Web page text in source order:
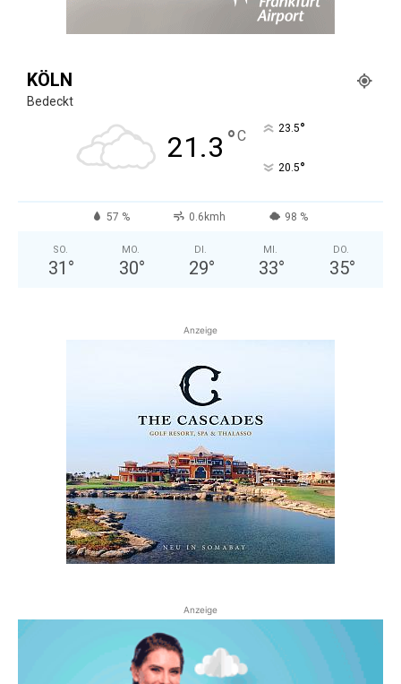
KÖLN
Bedeckt
21.3 °C 23.5°
20.5°
57 % 0.6kmh 98 %
SO.
31 °
MO.
30°
DI.
29°
MI.
33°
DO.
35°
Anzeige
Anzeige